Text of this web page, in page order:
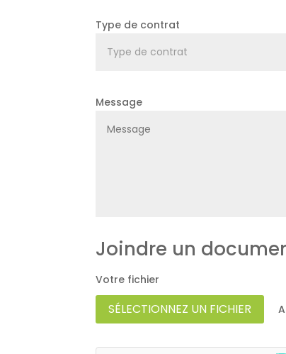
Type de contrat
Message
Votre fichier
SÉLECTIONNEZ UN FICHIER